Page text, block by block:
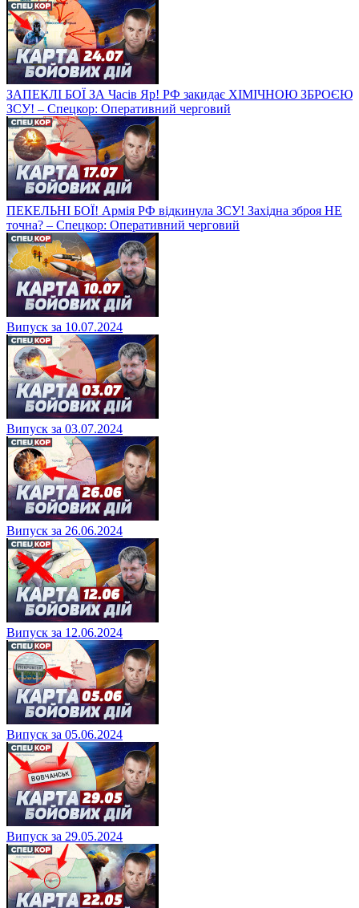
ЗАПЕКЛІ БОЇ ЗА Часів Яр! РФ закидає ХІМІЧНОЮ ЗБРОЄЮ
ЗСУ! – Спецкор: Оперативний черговий
ПЕКЕЛЬНІ БОЇ! Армія РФ відкинула ЗСУ! Західна зброя НЕ
точна? – Спецкор: Оперативний черговий
Випуск за 10.07.2024
Випуск за 03.07.2024
Випуск за 26.06.2024
Випуск за 12.06.2024
Випуск за 05.06.2024
Випуск за 29.05.2024